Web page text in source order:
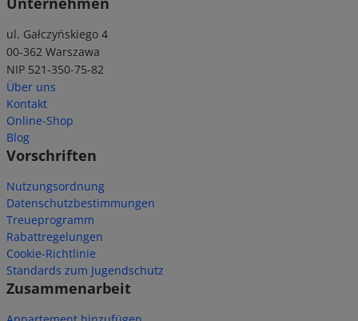
ul. Gałczyńskiego 4
00-362 Warszawa
NIP 521-350-75-82
Über uns
Kontakt
Online-Shop
Blog
Vorschriften
Nutzungsordnung
Datenschutzbestimmungen
Treueprogramm
Rabattregelungen
Cookie-Richtlinie
Standards zum Jugendschutz
Zusammenarbeit